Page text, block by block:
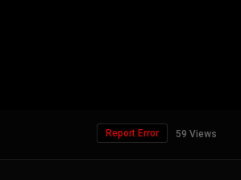
59 Views
Report Error